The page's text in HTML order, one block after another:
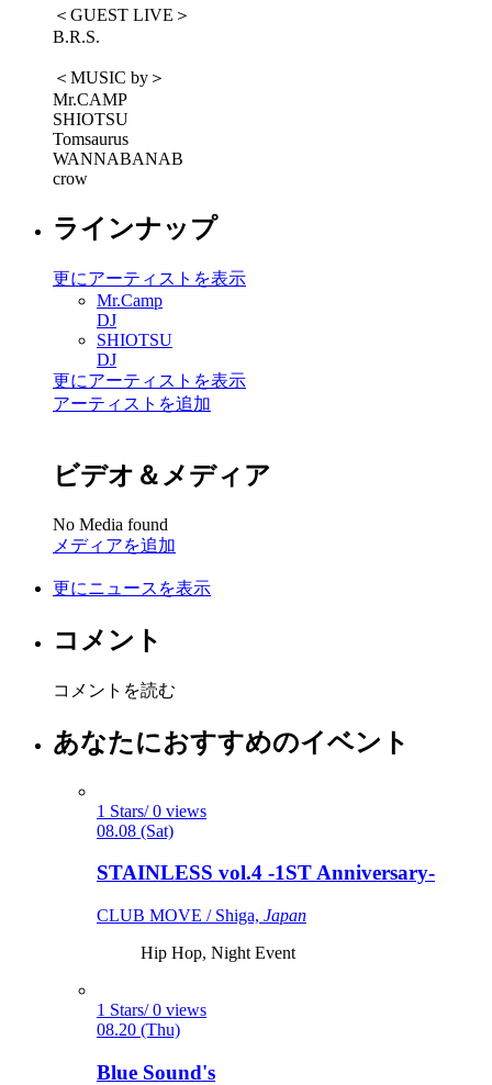
＜GUEST LIVE＞
B.R.S.
＜MUSIC by＞
Mr.CAMP
SHIOTSU
Tomsaurus
WANNABANAB
crow
ラインナップ
更にアーティストを表示
Mr.Camp
DJ
SHIOTSU
DJ
更にアーティストを表示
アーティストを追加
ビデオ＆メディア
No Media found
メディアを追加
更にニュースを表示
コメント
コメントを読む
あなたにおすすめのイベント
1 Stars/ 0 views
08.08 (Sat)
STAINLESS vol.4 -1ST Anniversary-
CLUB MOVE / Shiga, Japan
Hip Hop, Night Event
1 Stars/ 0 views
08.20 (Thu)
Blue Sound's